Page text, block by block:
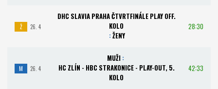
Ž 26. 4
DHC SLAVIA PRAHA ČTVRTFINÁLE PLAY OFF.
KOLO
: ŽENY
28:30
M 26. 4
MUŽI :
HC ZLÍN - HBC STRAKONICE - PLAY-OUT, 5.
KOLO
42:33